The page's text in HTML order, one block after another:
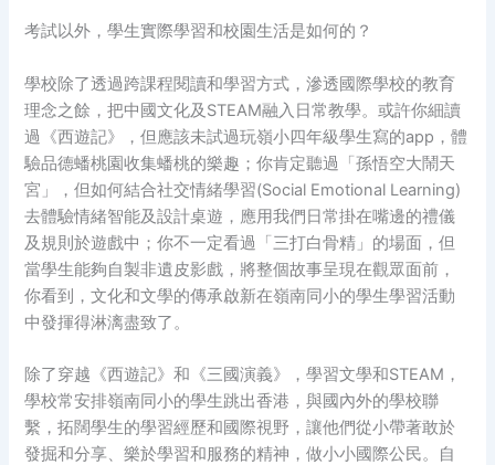
考試以外，學生實際學習和校園生活是如何的？
學校除了透過跨課程閱讀和學習方式，滲透國際學校的教育
理念之餘，把中國文化及STEAM融入日常教學。或許你細讀
過《西遊記》，但應該未試過玩嶺小四年級學生寫的app，體
驗品德蟠桃園收集蟠桃的樂趣；你肯定聽過「孫悟空大鬧天
宮」，但如何結合社交情緒學習(Social Emotional Learning)
去體驗情緒智能及設計桌遊，應用我們日常掛在嘴邊的禮儀
及規則於遊戲中；你不一定看過「三打白骨精」的場面，但
當學生能夠自製非遺皮影戲，將整個故事呈現在觀眾面前，
你看到，文化和文學的傳承啟新在嶺南同小的學生學習活動
中發揮得淋漓盡致了。
除了穿越《西遊記》和《三國演義》，學習文學和STEAM，
學校常安排嶺南同小的學生跳出香港，與國內外的學校聯
繫，拓闊學生的學習經歷和國際視野，讓他們從小帶著敢於
發掘和分享、樂於學習和服務的精神，做小小國際公民。自